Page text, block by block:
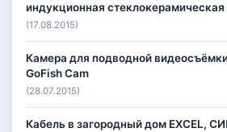
индукционная стеклокерамическая
(17.08.2015)
Камера для подводной
GoFish Cam
(28.07.2015)
Кабель в загородный дом EXCEL,